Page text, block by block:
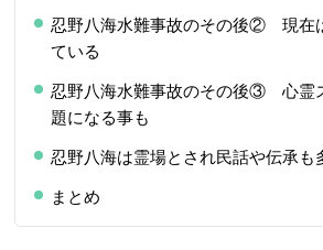
忍野八海水難事故のその後② 現在
ている
忍野八海水難事故のその後③ 心霊
題になる事も
忍野八海は霊場とされ民話や伝承も
まとめ